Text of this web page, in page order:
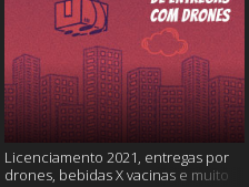
Licenciamento 2021, entregas por
drones, bebidas X vacinas e muito